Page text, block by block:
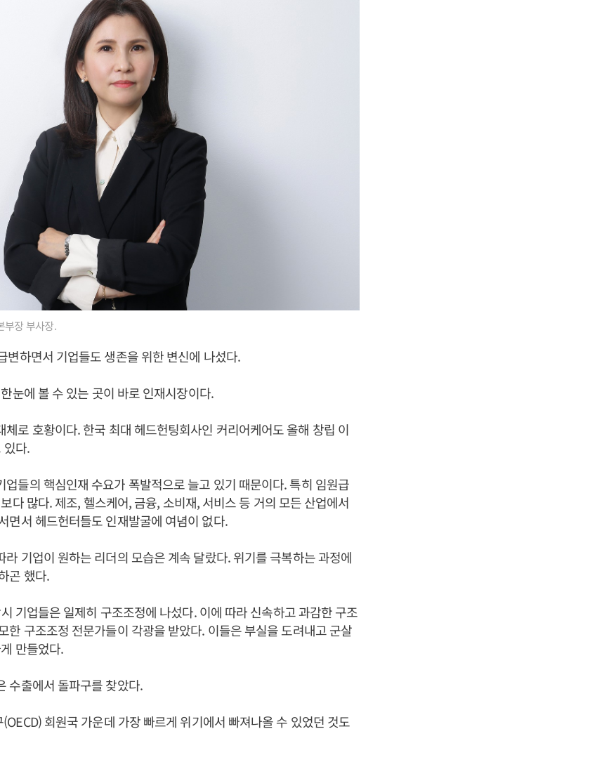
장 부사장.
변하면서 기업들도 생존을 위한 변신에 나섰다.
눈에 볼 수 있는 곳이 바로 인재시장이다.
체로 호황이다. 한국 최대 헤드헌팅회사인 커리어케어도 올해 창립 이
있다.
업들의 핵심인재 수요가 폭발적으로 늘고 있기 때문이다. 특히 임원급
다 많다. 제조, 헬스케어, 금융, 소비재, 서비스 등 거의 모든 산업에서
면서 헤드헌터들도 인재발굴에 여념이 없다.
라 기업이 원하는 리더의 모습은 계속 달랐다. 위기를 극복하는 과정에
곤 했다.
기업들은 일제히 구조조정에 나섰다. 이에 따라 신속하고 과감한 구조
한 구조조정 전문가들이 각광을 받았다. 이들은 부실을 도려내고 군살
만들었다.
수출에서 돌파구를 찾았다.
회원국 가운데 가장 빠르게 위기에서 빠져나올 수 있었던 것도